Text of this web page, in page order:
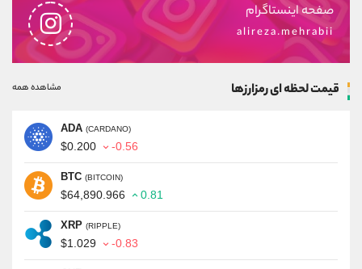
صفحه اینستاگرام
alireza.mehrabii
قیمت لحظه ای رمزارزها مشاهده همه
ADA (CARDANO)
$0.200 -0.56
BTC (BITCOIN)
$64,890.966 0.81
XRP (RIPPLE)
$1.029 -0.83